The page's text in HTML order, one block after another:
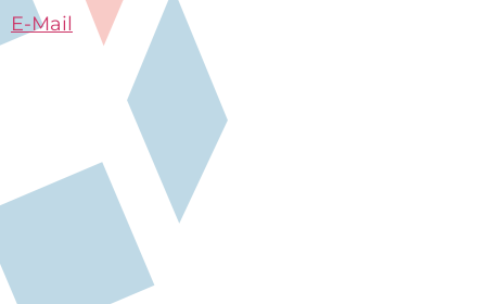
E-Mail